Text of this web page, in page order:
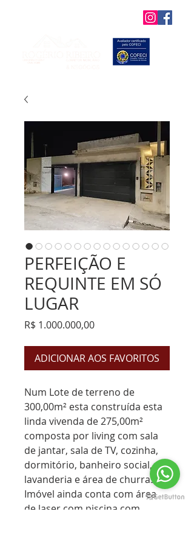
PERFEIÇÃO E
REQUINTE EM SÓ
LUGAR
R$ 1.000.000,00Preço
ADICIONAR AOS FAVORITOS
Num Lote de terreno de
300,00m² esta construída esta
linda vivenda de 275,00m²
composta por living com sala
de jantar, sala de TV, cozinha,
dormitório, banheiro social,
lavanderia e área de churrasco.
Imóvel ainda conta com área
de laser com piscina com